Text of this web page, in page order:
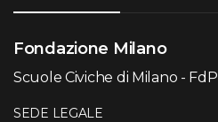
Fondazione Milano
Scuole Civiche di Milano - FdP
SEDE LEGALE